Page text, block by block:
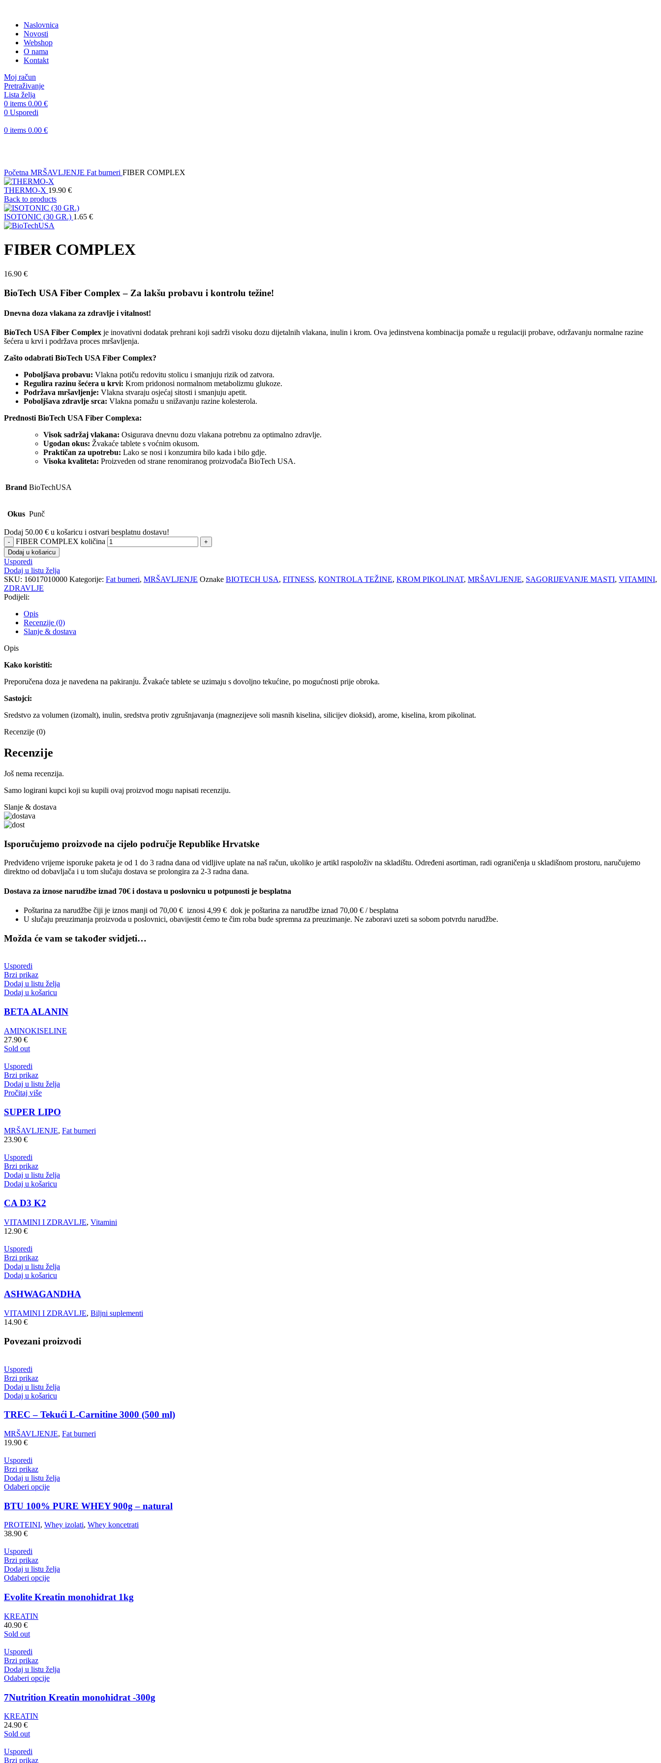
Naslovnica
Novosti
Webshop
O nama
Kontakt
Moj račun
Pretraživanje
Lista želja
0 items 0.00 €
0 Usporedi
0 items 0.00 €
Početna MRŠAVLJENJE Fat burneri FIBER COMPLEX
THERMO-X 19.90 €
Back to products
ISOTONIC (30 GR.) 1.65 €
FIBER COMPLEX
16.90 €
BioTech USA Fiber Complex – Za lakšu probavu i kontrolu težine!
Dnevna doza vlakana za zdravlje i vitalnost!
BioTech USA Fiber Complex je inovativni dodatak prehrani koji sadrži visoku dozu dijetalnih vlakana, inulin i krom. Ova jedinstvena kombinacija pomaže u regulaciji probave, održavanju normalne razine
šećera u krvi i podržava proces mršavljenja.
Zašto odabrati BioTech USA Fiber Complex?
Poboljšava probavu: Vlakna potiču redovitu stolicu i smanjuju rizik od zatvora.
Regulira razinu šećera u krvi: Krom pridonosi normalnom metabolizmu glukoze.
Podržava mršavljenje: Vlakna stvaraju osjećaj sitosti i smanjuju apetit.
Poboljšava zdravlje srca: Vlakna pomažu u snižavanju razine kolesterola.
Prednosti BioTech USA Fiber Complexa:
Visok sadržaj vlakana: Osigurava dnevnu dozu vlakana potrebnu za optimalno zdravlje.
Ugodan okus: Žvakaće tablete s voćnim okusom.
Praktičan za upotrebu: Lako se nosi i konzumira bilo kada i bilo gdje.
Visoka kvaliteta: Proizveden od strane renomiranog proizvođača BioTech USA.
Brand BioTechUSA
Okus Punč
Dodaj 50.00 € u košaricu i ostvari besplatnu dostavu!
FIBER COMPLEX količina
Dodaj u košaricu
Usporedi
Dodaj u listu želja
SKU: 16017010000 Kategorije: Fat burneri, MRŠAVLJENJE Oznake BIOTECH USA, FITNESS, KONTROLA TEŽINE, KROM PIKOLINAT, MRŠAVLJENJE, SAGORIJEVANJE MASTI, VITAMINI,
ZDRAVLJE
Podijeli:
Opis
Recenzije (0)
Slanje & dostava
Opis
Kako koristiti:
Preporučena doza je navedena na pakiranju. Žvakaće tablete se uzimaju s dovoljno tekućine, po mogućnosti prije obroka.
Sastojci:
Sredstvo za volumen (izomalt), inulin, sredstva protiv zgrušnjavanja (magnezijeve soli masnih kiselina, silicijev dioksid), arome, kiselina, krom pikolinat.
Recenzije (0)
Recenzije
Još nema recenzija.
Samo logirani kupci koji su kupili ovaj proizvod mogu napisati recenziju.
Slanje & dostava
Isporučujemo proizvode na cijelo područje Republike Hrvatske
Predviđeno vrijeme isporuke paketa je od 1 do 3 radna dana od vidljive uplate na naš račun, ukoliko je artikl raspoloživ na skladištu. Određeni asortiman, radi ograničenja u skladišnom prostoru, naručujemo
direktno od dobavljača i u tom slučaju dostava se prolongira za 2-3 radna dana.
Dostava za iznose narudžbe iznad 70€ i dostava u poslovnicu u potpunosti je besplatna
Poštarina za narudžbe čiji je iznos manji od 70,00 € iznosi 4,99 € dok je poštarina za narudžbe iznad 70,00 € / besplatna
U slučaju preuzimanja proizvoda u poslovnici, obavijestit ćemo te čim roba bude spremna za preuzimanje. Ne zaboravi uzeti sa sobom potvrdu narudžbe.
Možda će vam se također svidjeti…
Usporedi
Brzi prikaz
Dodaj u listu želja
Dodaj u košaricu
BETA ALANIN
AMINOKISELINE
27.90 €
Sold out
Usporedi
Brzi prikaz
Dodaj u listu želja
Pročitaj više
SUPER LIPO
MRŠAVLJENJE, Fat burneri
23.90 €
Usporedi
Brzi prikaz
Dodaj u listu želja
Dodaj u košaricu
CA D3 K2
VITAMINI I ZDRAVLJE, Vitamini
12.90 €
Usporedi
Brzi prikaz
Dodaj u listu želja
Dodaj u košaricu
ASHWAGANDHA
VITAMINI I ZDRAVLJE, Biljni suplementi
14.90 €
Povezani proizvodi
Usporedi
Brzi prikaz
Dodaj u listu želja
Dodaj u košaricu
TREC – Tekući L-Carnitine 3000 (500 ml)
MRŠAVLJENJE, Fat burneri
19.90 €
Usporedi
Brzi prikaz
Dodaj u listu želja
Odaberi opcije
BTU 100% PURE WHEY 900g – natural
PROTEINI, Whey izolati, Whey koncetrati
38.90 €
Usporedi
Brzi prikaz
Dodaj u listu želja
Odaberi opcije
Evolite Kreatin monohidrat 1kg
KREATIN
40.90 €
Sold out
Usporedi
Brzi prikaz
Dodaj u listu želja
Odaberi opcije
7Nutrition Kreatin monohidrat -300g
KREATIN
24.90 €
Sold out
Usporedi
Brzi prikaz